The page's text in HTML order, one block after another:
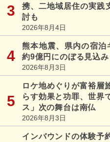
携、二地域居住の実践
討も
2026年8月4日
熊本地震、県内の宿泊
約9億円にのぼる見込み
2026年8月3日
ロケ地めぐりが富裕層
らす効果と功罪、世界
ス」次の舞台は南仏
2026年8月3日
インバウンドの体験予